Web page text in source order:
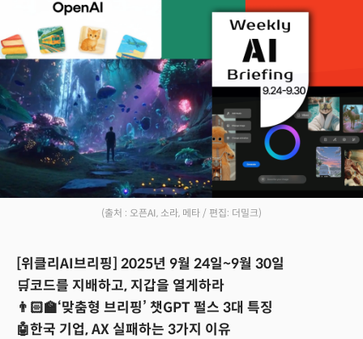
(출처 : 오픈AI, 소라, 메타 / 편집: 더밀크)
[위클리AI브리핑] 2025년 9월 24일~9월 30일
🛒코드를 지배하고, 지갑을 열게하라
👨🏻‍🏫‘맞춤형 브리핑’ 챗GPT 펄스 3대 특징
🤖한국 기업, AX 실패하는 3가지 이유